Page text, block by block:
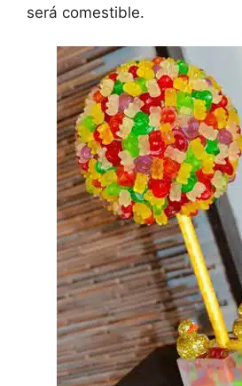
será comestible.